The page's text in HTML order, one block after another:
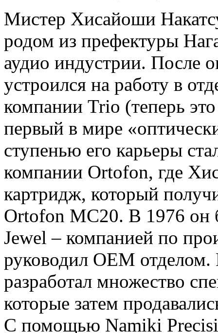
Мистер Хисайоши
родом из префектуры
аудио индустрии. После
устроился на работу в
компании Trio (теперь
первый в мире
ступенью его карьеры
компании Ortofon, где
картридж, который
Ortofon MC20. В 1976 он
Jewel – компанией по
руководил OEM отделом.
разработал множество
которые затем
С помощью Namiki